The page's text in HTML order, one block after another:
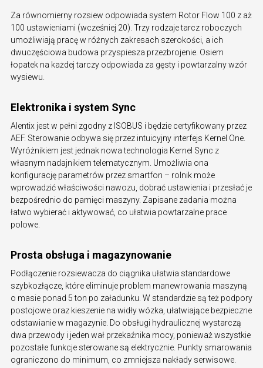
Za równomierny rozsiew odpowiada system Rotor Flow 100 z aż
100 ustawieniami (wcześniej 20). Trzy rodzaje tarcz roboczych
umożliwiają pracę w różnych zakresach szerokości, a ich
dwuczęściowa budowa przyspiesza przezbrojenie. Osiem
łopatek na każdej tarczy odpowiada za gęsty i powtarzalny wzór
wysiewu.
Elektronika i system Sync
Alentix jest w pełni zgodny z ISOBUS i będzie certyfikowany przez
AEF. Sterowanie odbywa się przez intuicyjny interfejs Kernel One.
Wyróżnikiem jest jednak nowa technologia Kernel Sync z
własnym nadajnikiem telematycznym. Umożliwia ona
konfigurację parametrów przez smartfon – rolnik może
wprowadzić właściwości nawozu, dobrać ustawienia i przesłać je
bezpośrednio do pamięci maszyny. Zapisane zadania można
łatwo wybierać i aktywować, co ułatwia powtarzalne prace
polowe.
Prosta obsługa i magazynowanie
Podłączenie rozsiewacza do ciągnika ułatwia standardowe
szybkozłącze, które eliminuje problem manewrowania maszyną
o masie ponad 5 ton po załadunku. W standardzie są też podpory
postojowe oraz kieszenie na widły wózka, ułatwiające bezpieczne
odstawianie w magazynie. Do obsługi hydraulicznej wystarczą
dwa przewody i jeden wał przekaźnika mocy, ponieważ wszystkie
pozostałe funkcje sterowane są elektrycznie. Punkty smarowania
ograniczono do minimum, co zmniejsza nakłady serwisowe.